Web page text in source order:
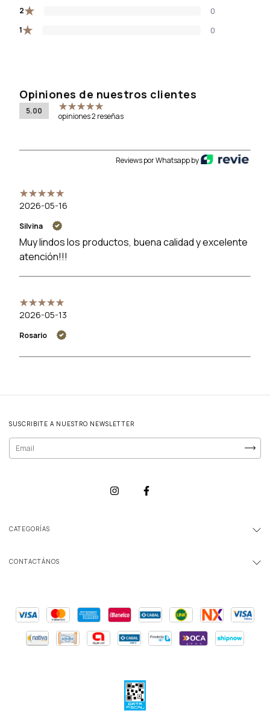
2★ 0
1★ 0
Opiniones de nuestros clientes
5.00
opiniones 2 reseñas
Reviews por Whatsapp by
2026-05-16
Silvina
Muy lindos los productos, buena calidad y excelente
atención!!!
2026-05-13
Rosario
SUSCRIBITE A NUESTRO NEWSLETTER
CATEGORÍAS
CONTACTÁNOS